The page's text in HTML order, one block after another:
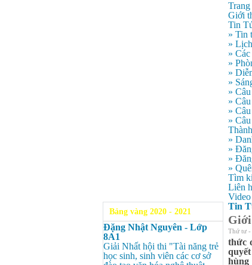
Trang
Giới
Tin
» Tin
»
»
»
»
»
»
»
»
»
»
»
»
»
Tìm
Liên
Bảng vàng 2020 - 2021
Đặng Nhật Nguyên - Lớp
8A1
Giải Nhất hội thi "Tài năng trẻ
học sinh, sinh viên các cơ sở
Tin
Giới
Thứ tư -
thức
hùng